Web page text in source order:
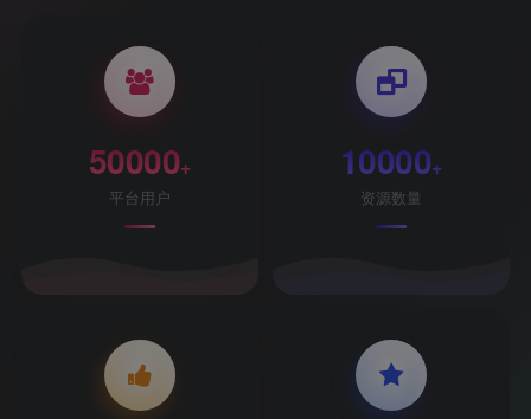
50000+
平台用户
10000+
资源数量